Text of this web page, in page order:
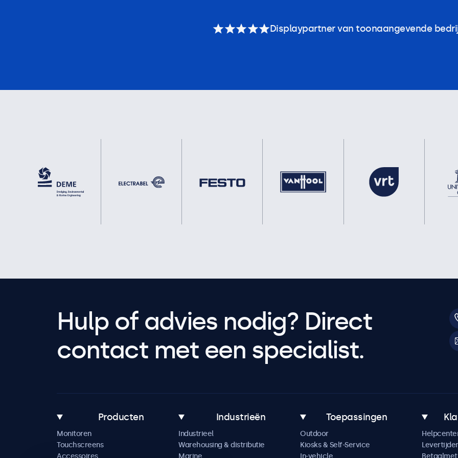
Displaypartner van toonaangevende
Hulp of advies nodig? Direct
contact met een specialist.
Producten
Monitoren
Touchscreens
Industrieën
Industrieel
Warehousing & distributie
Toepassingen
Outdoor
Kiosks & Self-Service